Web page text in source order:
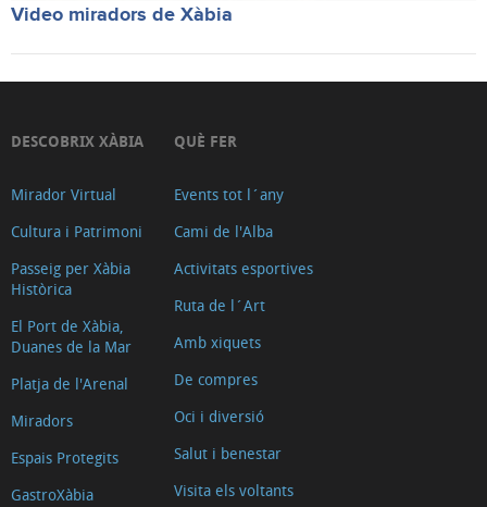
Video miradors de Xàbia
DESCOBRIX XÀBIA
Mirador Virtual
Cultura i Patrimoni
Passeig per Xàbia
Històrica
El Port de Xàbia,
Duanes de la Mar
Platja de l'Arenal
Miradors
Espais Protegits
GastroXàbia
QUÈ FER
Events tot l´any
Cami de l'Alba
Activitats esportives
Ruta de l´Art
Amb xiquets
De compres
Oci i diversió
Salut i benestar
Visita els voltants